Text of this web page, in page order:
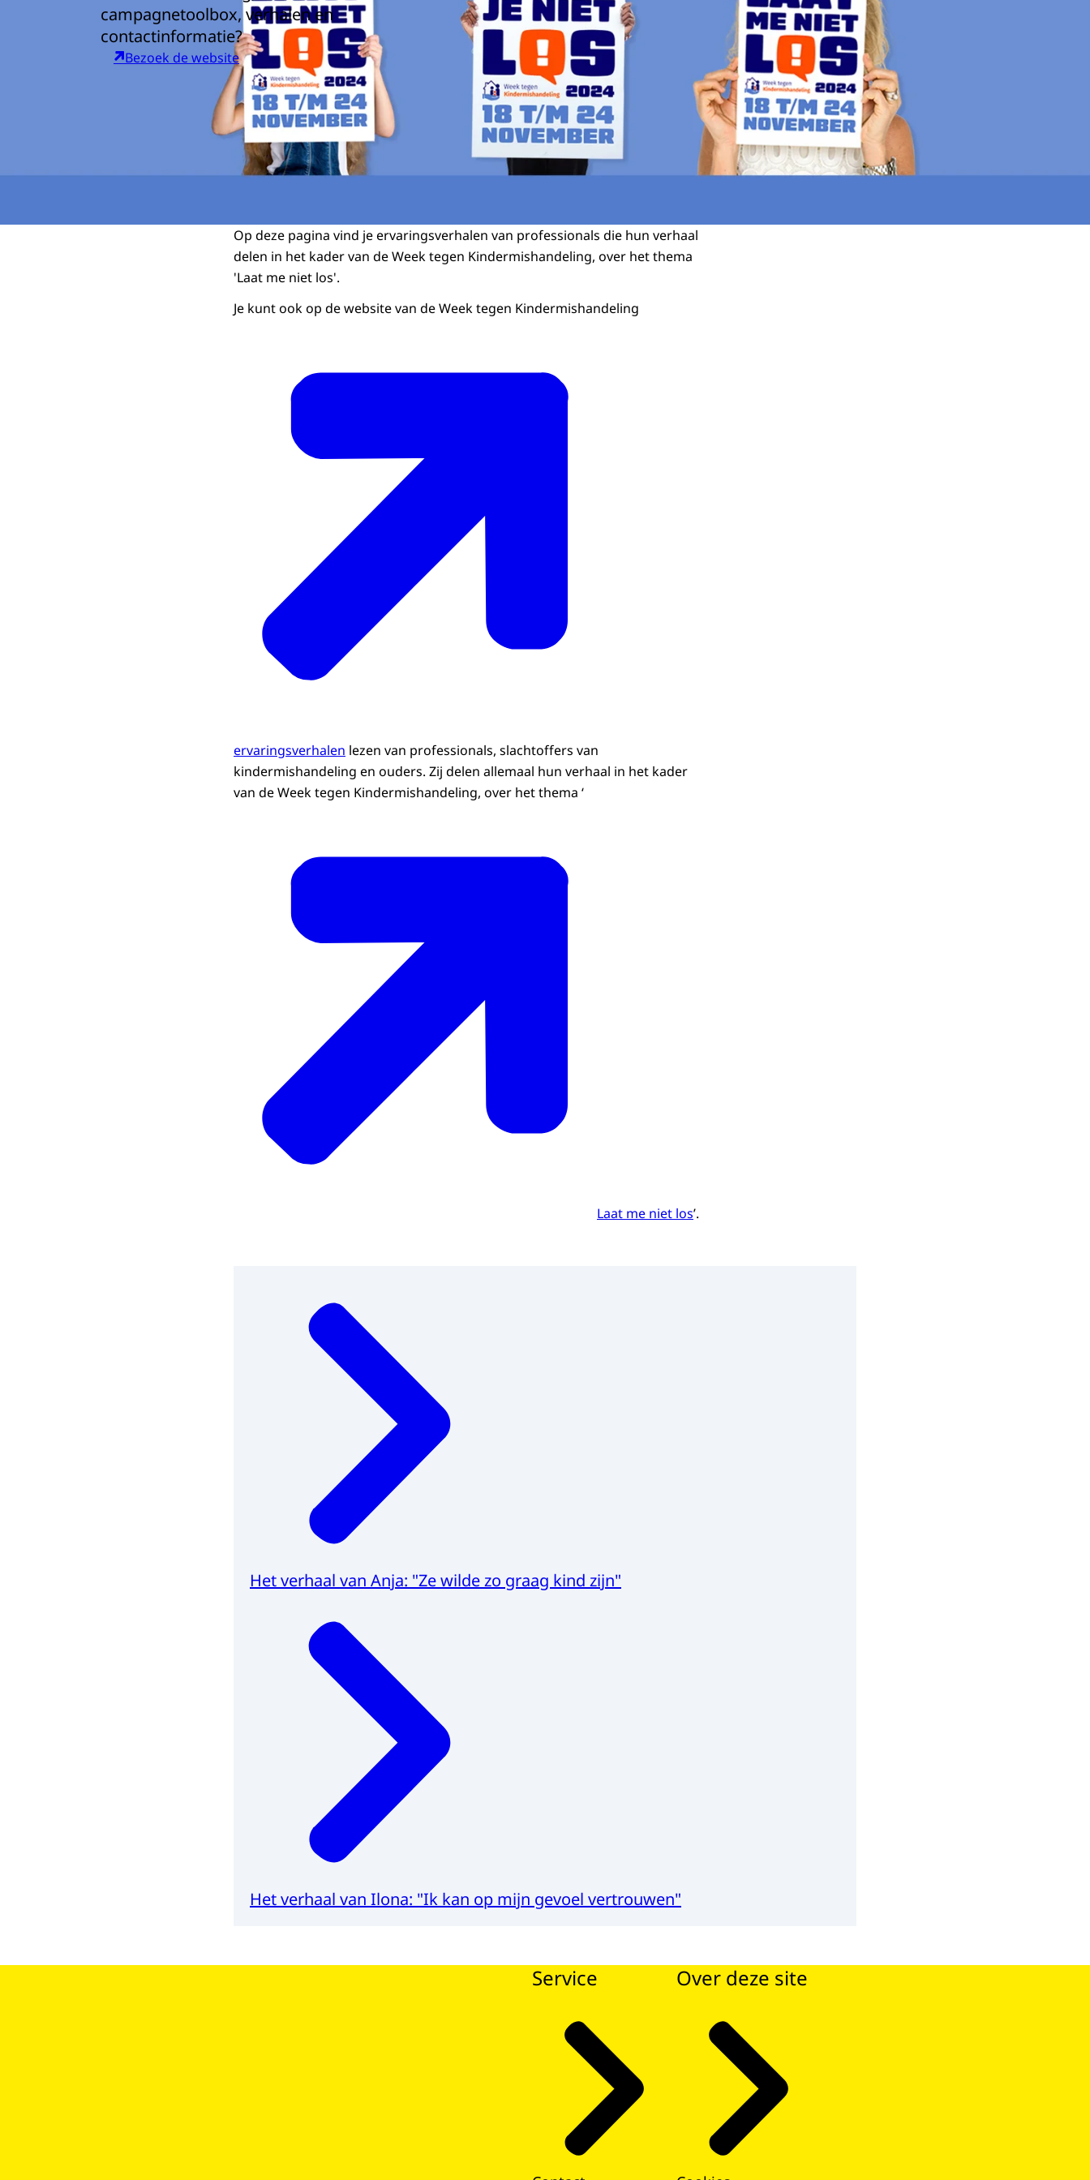
campagnetoolbox, verhalen en
contactinformatie?
Bezoek de website
Op deze pagina vind je ervaringsverhalen van professionals die hun verhaal
delen in het kader van de Week tegen Kindermishandeling, over het thema
'Laat me niet los'.
Je kunt ook op de website van de Week tegen Kindermishandeling
ervaringsverhalen lezen van professionals, slachtoffers van
kindermishandeling en ouders. Zij delen allemaal hun verhaal in het kader
van de Week tegen Kindermishandeling, over het thema ‘
Laat me niet los’.
Het verhaal van Anja: "Ze wilde zo graag kind zijn"
Het verhaal van Ilona: "Ik kan op mijn gevoel vertrouwen"
Service Over deze site